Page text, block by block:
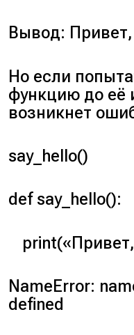
Вывод:
Но если
функцию до её
возникнет
say_hello()
def say_hello():
NameError:
defined